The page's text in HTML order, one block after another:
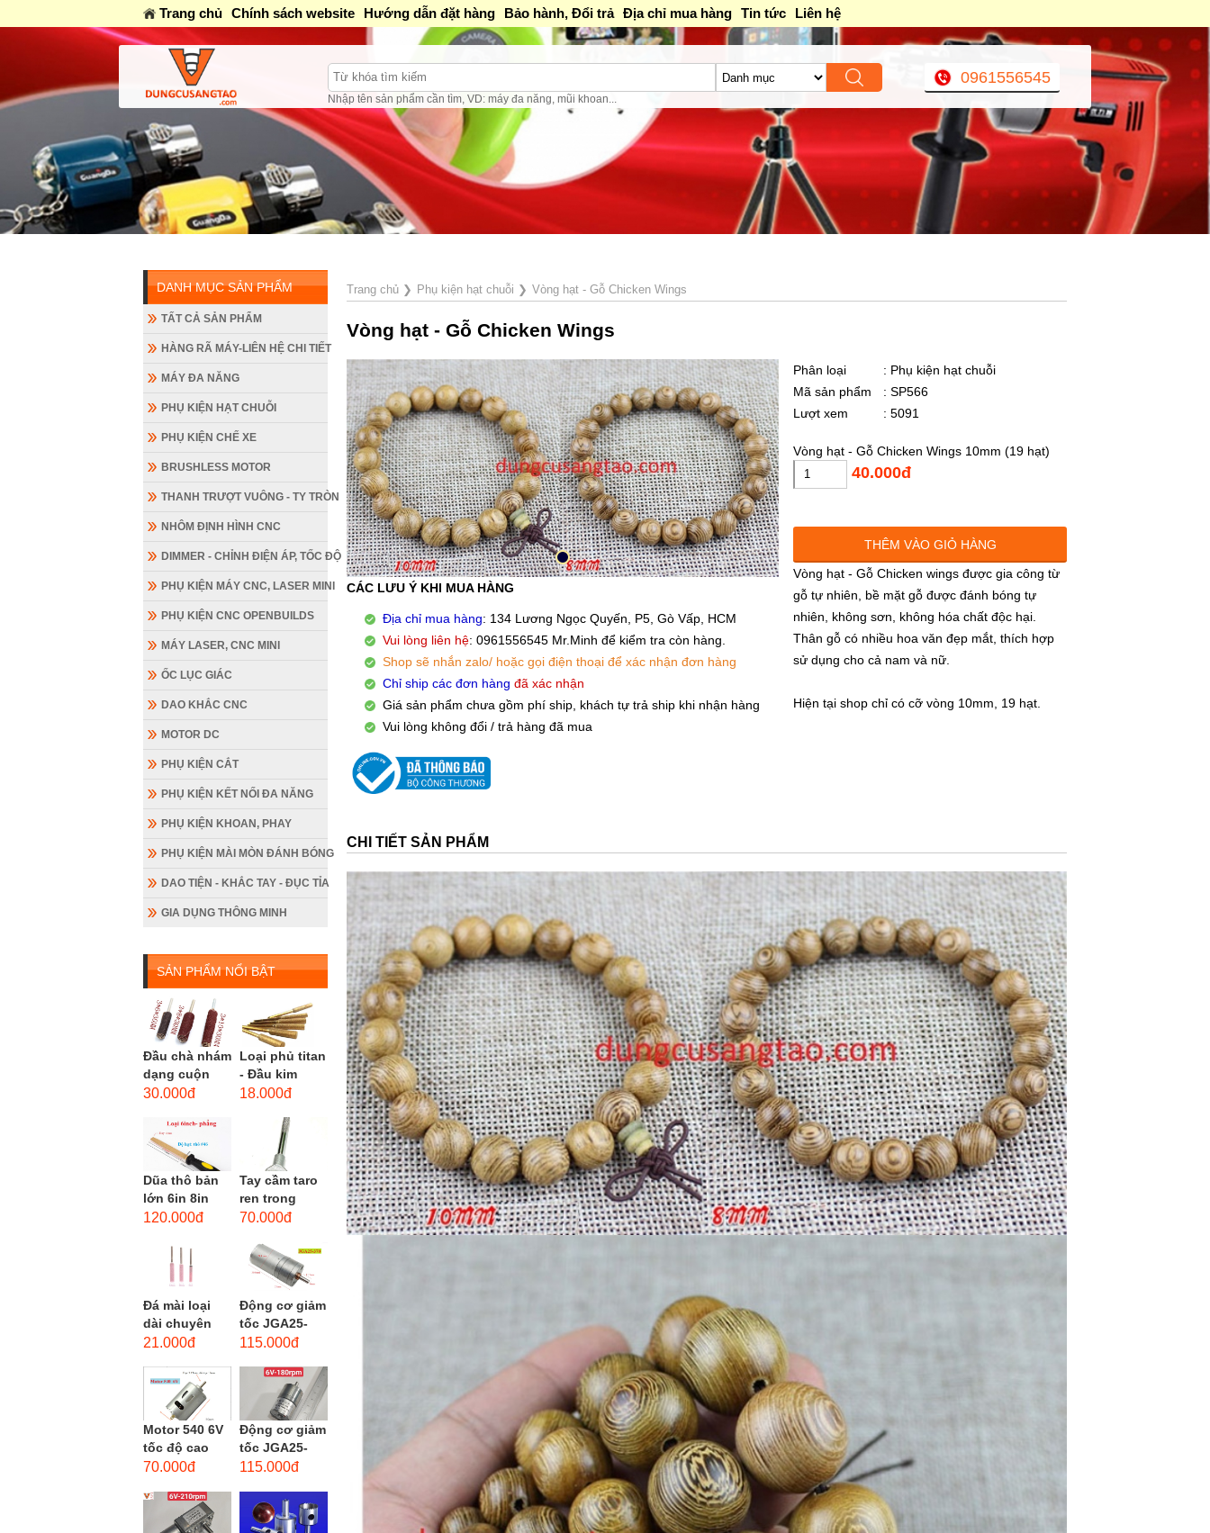
Trang chủ Chính sách website Hướng dẫn đặt hàng Bảo hành, Đổi trả Địa chỉ mua hàng Tin tức Liên hệ
Nhập tên sản phẩm cần tìm, VD: máy đa năng, mũi khoan...
0961556545
DANH MỤC SẢN PHẨM
TẤT CẢ SẢN PHẨM
HÀNG RÃ MÁY-LIÊN HỆ CHI TIẾT
MÁY ĐA NĂNG
PHỤ KIỆN HẠT CHUỖI
PHỤ KIỆN CHẾ XE
BRUSHLESS MOTOR
THANH TRƯỢT VUÔNG - TY TRÒN
NHÔM ĐỊNH HÌNH CNC
DIMMER - CHỈNH ĐIỆN ÁP, TỐC ĐỘ
PHỤ KIỆN MÁY CNC, LASER MINI
PHỤ KIỆN CNC OPENBUILDS
MÁY LASER, CNC MINI
ỐC LỤC GIÁC
DAO KHẮC CNC
MOTOR DC
PHỤ KIỆN CẮT
PHỤ KIỆN KẾT NỐI ĐA NĂNG
PHỤ KIỆN KHOAN, PHAY
PHỤ KIỆN MÀI MÒN ĐÁNH BÓNG
DAO TIỆN - KHẮC TAY - ĐỤC TỈA
GIA DỤNG THÔNG MINH
SẢN PHẨM NỔI BẬT
Đầu chà nhám
dạng cuộn
loại dài gắn
cốt 3mm
đầu...
30.000đ
Loại phủ titan
- Đầu kim
cương hình
(mũi mài...
18.000đ
Dũa thô bản
lớn 6in 8in
phẳng - độ
120.000đ
Tay cầm taro
ren trong
dùng cho mũi
M12
70.000đ
Đá mài loại
dài chuyên
dùng mài
loại, đá mài
cạnh,...
21.000đ
Động cơ giảm
tốc JGA25-
370 3-12 VDC.
mini JGA25-
115.000đ
Motor 540 6V
tốc độ cao
20.000 vòng/
torque
70.000đ
Động cơ giảm
tốc JGA25-
310 6-12 VDC.
mini JGA25-
310
115.000đ
Trang chủ❯ Phụ kiện hạt chuỗi ❯ Vòng hạt - Gỗ Chicken Wings
Vòng hạt - Gỗ Chicken Wings
CÁC LƯU Ý KHI MUA HÀNG
Địa chỉ mua hàng: 134 Lương Ngọc Quyến, P5, Gò Vấp, HCM
Vui lòng liên hệ: 0961556545 Mr.Minh để kiểm tra còn hàng.
Shop sẽ nhắn zalo/ hoặc gọi điện thoại để xác nhận đơn hàng
Chỉ ship các đơn hàng đã xác nhận
Giá sản phẩm chưa gồm phí ship, khách tự trả ship khi nhận hàng
Vui lòng không đổi / trả hàng đã mua
Phân loại
: Phụ kiện hạt chuỗi
Mã sản phẩm
: SP566
Lượt xem
: 5091
Vòng hạt - Gỗ Chicken Wings 10mm (19 hạt)
40.000đ
THÊM VÀO GIỎ HÀNG
Vòng hạt - Gỗ Chicken wings được gia công từ
gỗ tự nhiên, bề mặt gỗ được đánh bóng tự
nhiên, không sơn, không hóa chất độc hại.
Thân gỗ có nhiều hoa văn đẹp mắt, thích hợp
sử dụng cho cả nam và nữ.
Hiện tại shop chỉ có cỡ vòng 10mm, 19 hạt.
CHI TIẾT SẢN PHẨM